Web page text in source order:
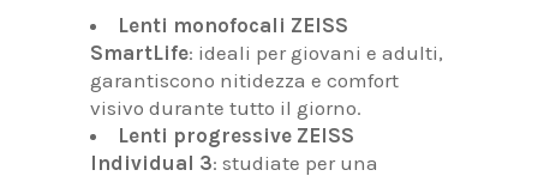
Lenti monofocali ZEISS
SmartLife: ideali per giovani e adulti,
garantiscono nitidezza e comfort
visivo durante tutto il giorno.
Lenti progressive ZEISS
Individual 3: studiate per una